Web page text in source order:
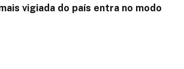
vigiada do país entra no modo